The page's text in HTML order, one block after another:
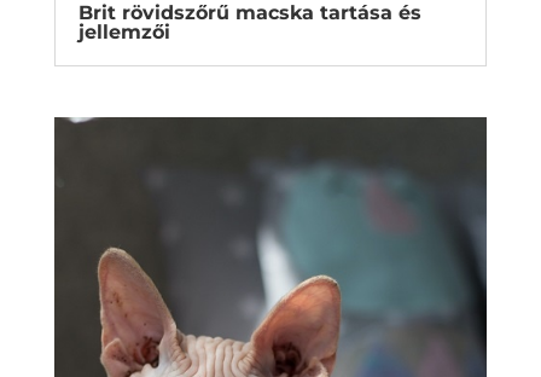
Brit rövidszőrű macska tartása és
jellemzői